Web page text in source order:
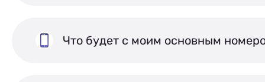
Что будет с моим основным